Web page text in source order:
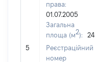
5
права:
01.07.2005
Загальна
площа (м2):
24
Реєстраційний
номер